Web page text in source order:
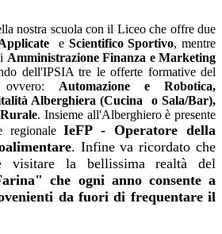
nostra scuola con il Liceo che offre due
e Scientifico Sportivo, mentre
Amministrazione Finanza e Marketing
dell'IPSIA tre le offerte formative del
Automazione e Robotica,
Alberghiera (Cucina o Sala/Bar),
. Insieme all'Alberghiero è presente
regionaleIeFP - Operatore della
. Infine va ricordato che
visitare la bellissima realtà del
che ogni anno consente a
da fuori di frequentare il